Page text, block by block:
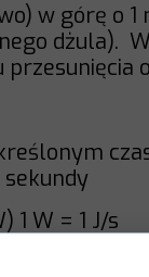
w górę o
dżula).
sekundy
W = 1 J/s
że